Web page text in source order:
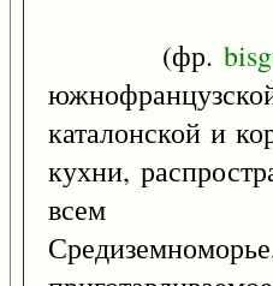
(фр.
каталонской и
кухни,
всем